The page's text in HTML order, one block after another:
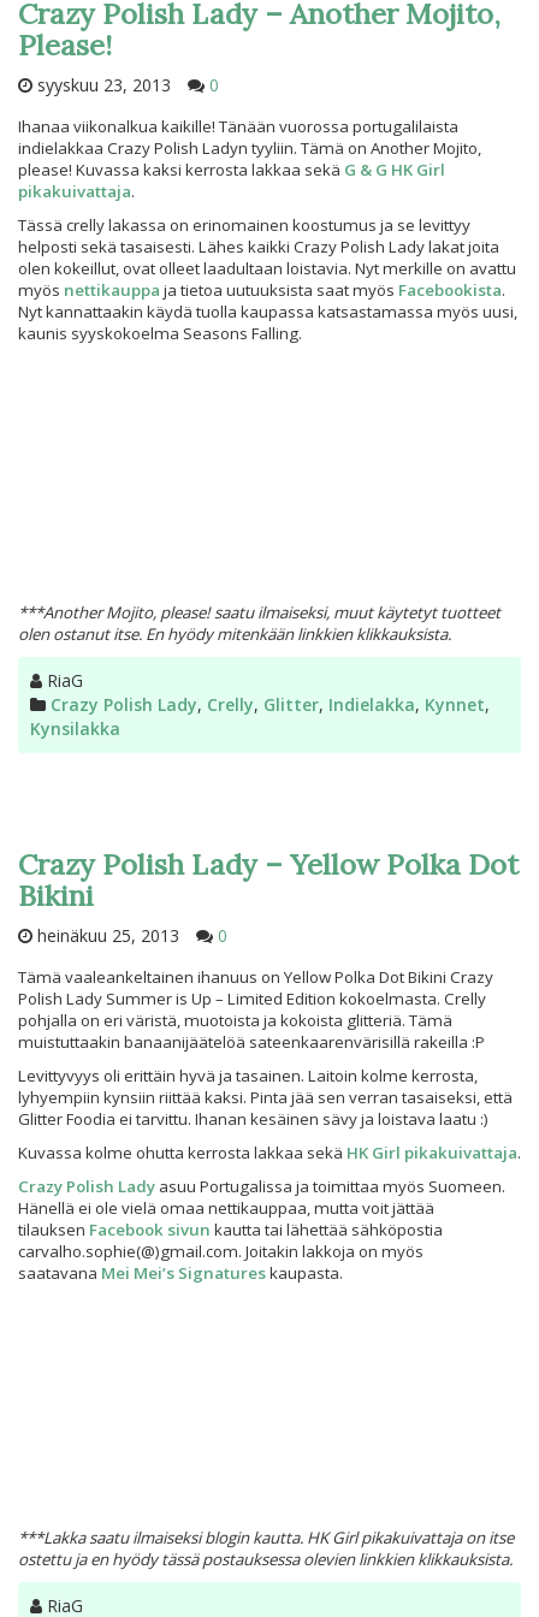
Crazy Polish Lady – Another Mojito,
Please!
syyskuu 23, 2013 0
Ihanaa viikonalkua kaikille! Tänään vuorossa portugalilaista
indielakkaa Crazy Polish Ladyn tyyliin. Tämä on Another Mojito,
please! Kuvassa kaksi kerrosta lakkaa sekä G & G HK Girl
pikakuivattaja.
Tässä crelly lakassa on erinomainen koostumus ja se levittyy
helposti sekä tasaisesti. Lähes kaikki Crazy Polish Lady lakat joita
olen kokeillut, ovat olleet laadultaan loistavia. Nyt merkille on avattu
myös nettikauppa ja tietoa uutuuksista saat myös Facebookista.
Nyt kannattaakin käydä tuolla kaupassa katsastamassa myös uusi,
kaunis syyskokoelma Seasons Falling.
***Another Mojito, please! saatu ilmaiseksi, muut käytetyt tuotteet
olen ostanut itse. En hyödy mitenkään linkkien klikkauksista.
Kirjoittaja
RiaG
Kategoriat
Crazy Polish Lady, Crelly, Glitter, Indielakka, Kynnet,
Kynsilakka
Crazy Polish Lady – Yellow Polka Dot
Bikini
heinäkuu 25, 2013 0
Tämä vaaleankeltainen ihanuus on Yellow Polka Dot Bikini Crazy
Polish Lady Summer is Up – Limited Edition kokoelmasta. Crelly
pohjalla on eri väristä, muotoista ja kokoista glitteriä. Tämä
muistuttaakin banaanijäätelöä sateenkaarenvärisillä rakeilla :P
Levittyvyys oli erittäin hyvä ja tasainen. Laitoin kolme kerrosta,
lyhyempiin kynsiin riittää kaksi. Pinta jää sen verran tasaiseksi, että
Glitter Foodia ei tarvittu. Ihanan kesäinen sävy ja loistava laatu :)
Kuvassa kolme ohutta kerrosta lakkaa sekä HK Girl pikakuivattaja.
Crazy Polish Lady asuu Portugalissa ja toimittaa myös Suomeen.
Hänellä ei ole vielä omaa nettikauppaa, mutta voit jättää
tilauksen Facebook sivun kautta tai lähettää sähköpostia
carvalho.sophie(@)gmail.com. Joitakin lakkoja on myös
saatavana Mei Mei’s Signatureskaupasta.
***Lakka saatu ilmaiseksi blogin kautta. HK Girl pikakuivattaja on itse
ostettu ja en hyödy tässä postauksessa olevien linkkien klikkauksista.
Kirjoittaja
RiaG